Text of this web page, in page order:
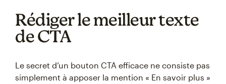
Rédiger le meilleur texte
de CTA
Le secret d’un bouton CTA efficace ne consiste pas
simplement à apposer la mention « En savoir plus »